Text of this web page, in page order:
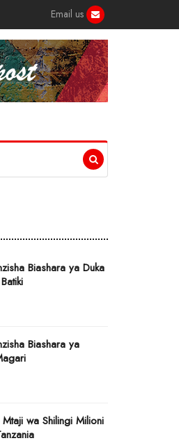
Email us
Biashara ya Duka
Biashara ya
wa Shilingi Milioni